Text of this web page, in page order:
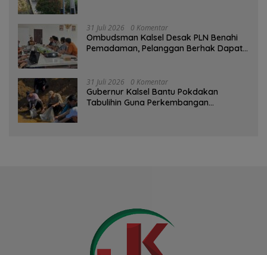
31 Juli 2026 0 Komentar
Ombudsman Kalsel Desak PLN Benahi
Pemadaman, Pelanggan Berhak Dapat
31 Juli 2026 0 Komentar
Gubernur Kalsel Bantu Pokdakan
Tabulihin Guna Perkembangan